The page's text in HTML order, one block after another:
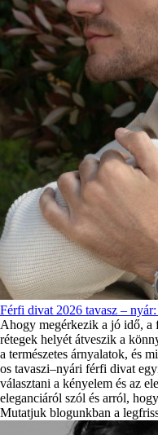
Férfi divat 2026 tavasz –
Ahogy megérkezik a jó idő, a
rétegek helyét átveszik a
a természetes árnyalatok, és
os tavaszi–nyári férfi divat
választani a kényelem és az
eleganciáról szól és arról,
Mutatjuk blogunkban a